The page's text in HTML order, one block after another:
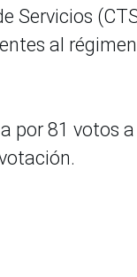
Servicios
al
por 81 votos